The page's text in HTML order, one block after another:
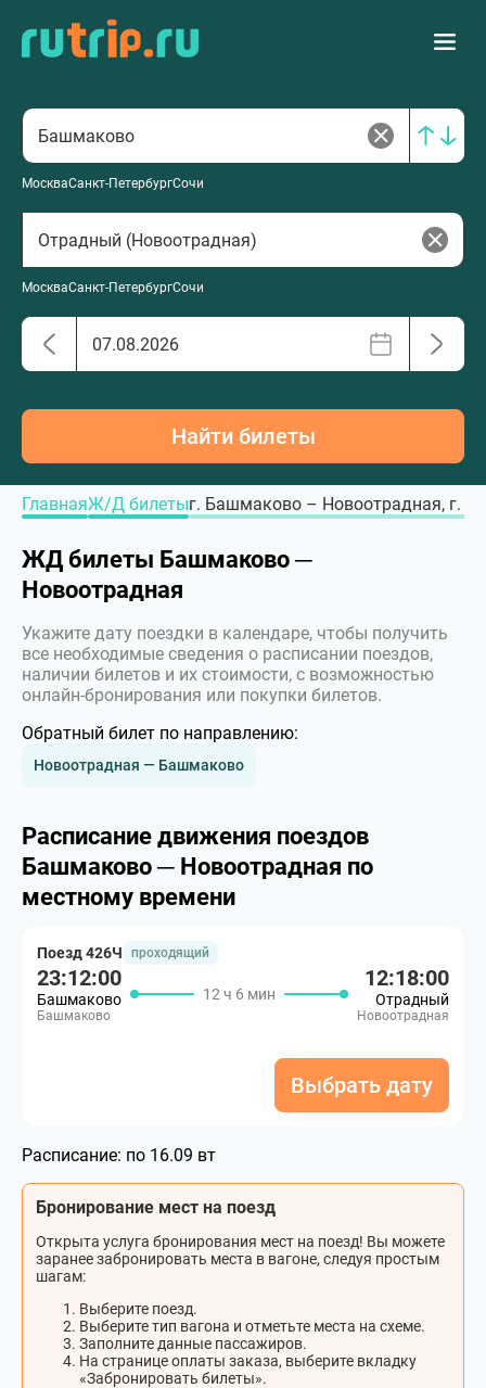
МоскваСанкт-ПетербургСочи
МоскваСанкт-ПетербургСочи
Найти билеты
ГлавнаяЖ/Д билетыг. Башмаково – Новоотрадная, г.
ЖД билеты Башмаково ─
Новоотрадная
Укажите дату поездки в календаре, чтобы получить
все необходимые сведения о расписании поездов,
наличии билетов и их стоимости, с возможностью
онлайн-бронирования или покупки билетов.
Обратный билет по направлению:
Новоотрадная — Башмаково
Расписание движения поездов
Башмаково ─ Новоотрадная по
местному времени
Поезд 426Ч проходящий
23:12:00
Башмаково
Башмаково
12 ч 6 мин
12:18:00
Отрадный
Новоотрадная
Выбрать дату
Расписание: по 16.09 вт
Бронирование мест на поезд
Открыта услуга бронирования мест на поезд! Вы можете
заранее забронировать места в вагоне, следуя простым
шагам:
Выберите поезд.
Выберите тип вагона и отметьте места на схеме.
Заполните данные пассажиров.
На странице оплаты заказа, выберите вкладку
«Забронировать билеты».